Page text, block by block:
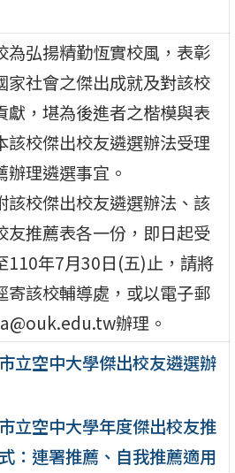
為弘揚精勤恆實校風，表彰
家社會之傑出成就及對該校
獻，堪為後進者之楷模與表
該校傑出校友遴選辦法受理
辦理遴選事宜。
該校傑出校友遴選辦法、該
友推薦表各一份，即日起受
110年7月30日(五)止，請將
寄該校輔導處，或以電子郵
辦理。
立空中大學傑出校友遴選辦
立空中大學年度傑出校友推
：連署推薦、自我推薦適用